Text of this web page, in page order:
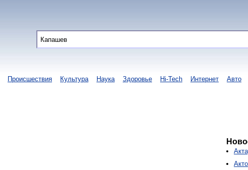
Происшествия Культура Наука Здоровье Hi-Tech Интернет Авто